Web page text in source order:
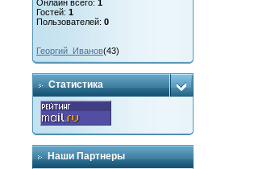
Онлайн всего: 1
Гостей: 1
Пользователей: 0
Георгий_Иванов(43)
Статистика
Наши Партнеры